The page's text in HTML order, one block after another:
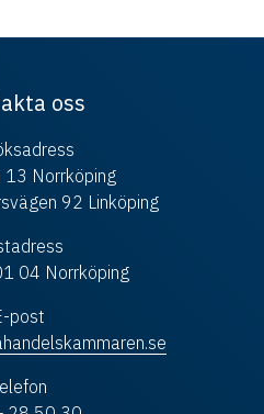
oss
13 Norrköping
92 Linköping
04 Norrköping
post